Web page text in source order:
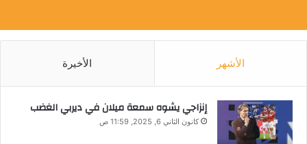
الأشهر الأخيرة
إنزاجي يشوه سمعة ميلان في ديربي الغضب
كانون الثاني 6, 2025, 11:59 ص